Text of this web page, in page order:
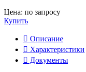
Цена: по запросу
Купить
Описание
Характеристики
Документы